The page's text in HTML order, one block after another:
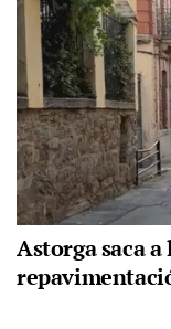
Astorga saca